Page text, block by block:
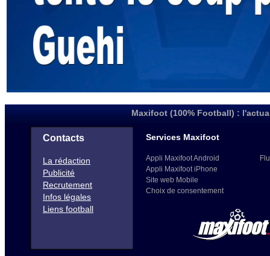
Maxifoot (100% Football) :
Contacts
La rédaction
Publicité
Recrutement
Infos légales
Liens football
Services Maxifoot
Appli Maxifoot Android
Appli Maxifoot iPhone
Site web Mobile
Choix de consentement